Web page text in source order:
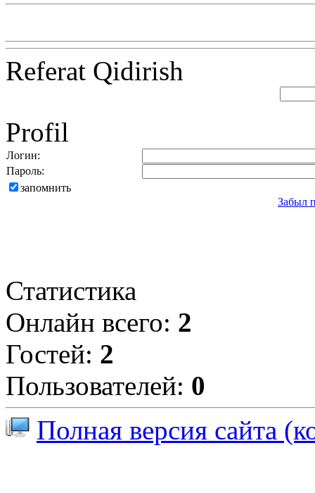
Referat Qidirish
Profil
Логин:
Пароль:
запомнить
Забыл
Статистика
Онлайн всего: 2
Гостей: 2
Пользователей: 0
Полная версия сайта